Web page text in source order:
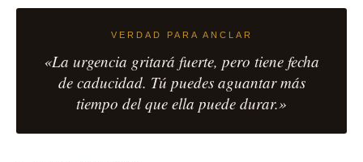
VERDAD PARA ANCLAR
«La urgencia gritará fuerte, pero tiene fecha
de caducidad. Tú puedes aguantar más
tiempo del que ella puede durar.»